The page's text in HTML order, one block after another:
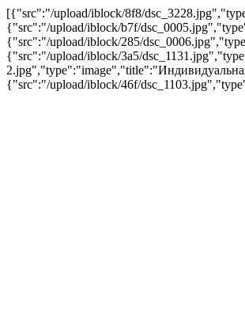
[{"src":"/upload/iblock/8f8/
{"src":"/upload/iblock/b7f/
{"src":"/upload/iblock/285/
{"src":"/upload/iblock/3a5/
{"src":"/upload/iblock/46f/